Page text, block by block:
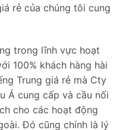
rẻ của chúng tôi cung
trong lĩnh vực hoạt
100% khách hàng hài
Trung giá rẻ mà Cty
Á cung cấp và cầu nối
cho các hoạt động
Đó cũng chính là lý